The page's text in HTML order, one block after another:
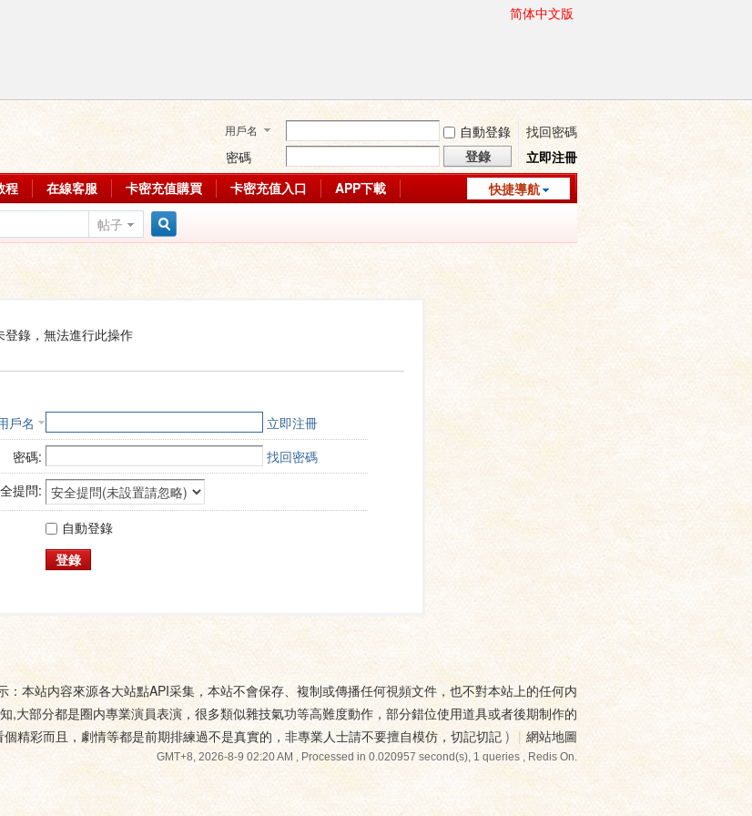
简体中文版
用戶名 自動登錄
找回密碼
密碼
登錄
立即注冊
快捷導航
程 在線客服 卡密充值購買 卡密充值入口
APP下載
帖子
登錄，無法進行此操作
戶名
立即注冊
密碼:
找回密碼
提問:
自動登錄
登錄
：本站内容來源各大站點API采集，本站不會保存、複制或傳播任何視頻文件，也不對本站上的任何内
,大部分都是圈内專業演員表演，很多類似雜技氣功等高難度動作，部分錯位使用道具或者後期制作的
個精彩而且，劇情等都是前期排練過不是真實的，非專業人士請不要擅自模仿，切記切記 ) | 網站地圖
GMT+8, 2026-8-9 02:20 AM, Processed in 0.020957 second(s), 1 queries , Redis On.